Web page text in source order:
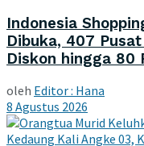
Indonesia
Dibuka, 407
Diskon hingga 80
oleh Editor : Hana
8 Agustus 2026